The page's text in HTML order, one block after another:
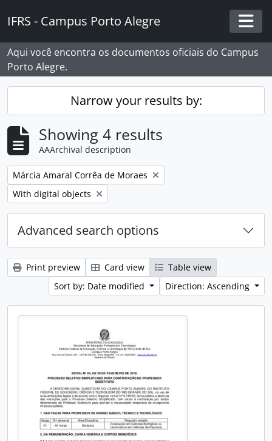
IFRS - Campus Porto Alegre
Aqui você encontra os documentos oficiais do Campus
Porto Alegre.
Narrow your results by:
Showing 4 results
AAArchival description
Remove filter:
Márcia Amaral Corrêa de Moraes
Remove filter:
With digital objects
Advanced search options
Print preview Card view
Table view
Sort by: Date modified
Direction: Ascending